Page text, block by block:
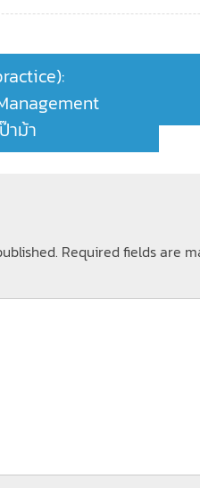
าม้า
Required fields are